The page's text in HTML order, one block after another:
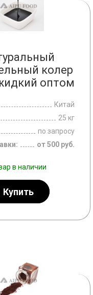
колер
оптом
Китай
25 кг
по запросу
от 500 руб.
в наличии
Купить